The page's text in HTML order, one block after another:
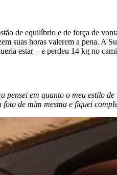
de equilíbrio e de força de
suas horas valerem a pena. A
estar – e perdeu 14 kg no
em quanto o meu estilo
de mim mesma e fiquei